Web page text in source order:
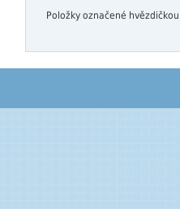
Položky označené